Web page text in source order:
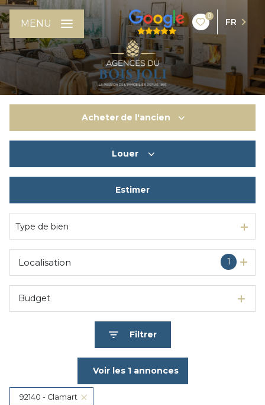
0
FR
MENU
Acheter de l'ancien
De l'immo pro
Louer
Estimer
Type de bien
1
Localisation
Budget
Filtrer
Voir les 1annonces
92140 - Clamart